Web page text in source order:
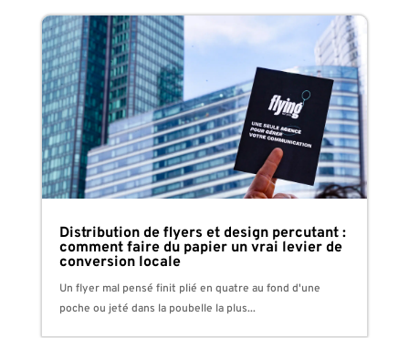
Distribution de flyers et design percutant :
comment faire du papier un vrai levier de
conversion locale
Un flyer mal pensé finit plié en quatre au fond d'une
poche ou jeté dans la poubelle la plus...